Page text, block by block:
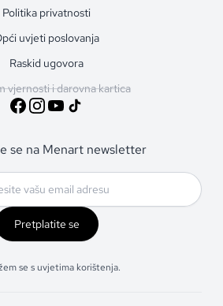
Politika privatnosti
uvjeti poslovanja
Raskid ugovora
vjernosti i darovna kartica
se na Menart newsletter
Pretplatite se
se s uvjetima korištenja.